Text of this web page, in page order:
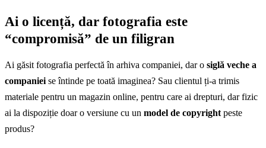
Ai o licență, dar fotografia este
“compromisă” de un filigran
Ai găsit fotografia perfectă în arhiva companiei, dar o siglă veche a
companiei se întinde pe toată imaginea? Sau clientul ți-a trimis
materiale pentru un magazin online, pentru care ai drepturi, dar fizic
ai la dispoziție doar o versiune cu un model de copyright peste
produs?